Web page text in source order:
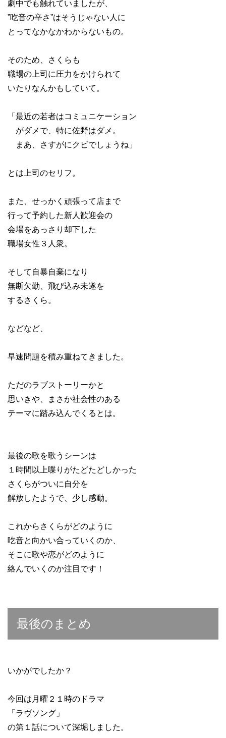
劇中でも触れていましたが、
”吃音の辛さ”はそうじゃない人に
とってなかなかわからないもの。
そのため、さくらも
職場の上司に圧力をかけられて
いたりなんかもしていて。
「最近の若者はコミュニケーション
がダメで、特に佐野はダメ。
まあ、さすがにクビでしょうね」
とは上司のセリフ。
また、せっかく頑張って店まで
行って予約した新人歓迎会の
会場をあっさり却下した
職場女性３人衆。
そして自暴自棄になり
無断欠勤、飛び込み未遂を
するさくら。
などなど、
早速問題を積み重ねてきました。
ただのラブストーリーかと
思いきや、まさか社会性のある
テーマに踏み込んでくるとは。
最後の歌を歌うシーンは
１時間以上喋りがたどたどしかった
さくらがついに自分を
解放したようで、少し感動。
これからさくらがどのように
吃音と向かい合っていくのか、
そこに歌や恋がどのように
絡んでいくのか注目です！
最後のまとめ
いかがでしたか？
今回は月曜２１時のドラマ
「ラヴソング」
の第１話について深堀しました。